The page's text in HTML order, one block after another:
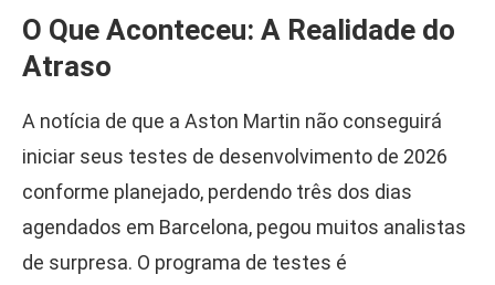
O Que Aconteceu: A Realidade do
Atraso
A notícia de que a Aston Martin não conseguirá
iniciar seus testes de desenvolvimento de 2026
conforme planejado, perdendo três dos dias
agendados em Barcelona, pegou muitos analistas
de surpresa. O programa de testes é